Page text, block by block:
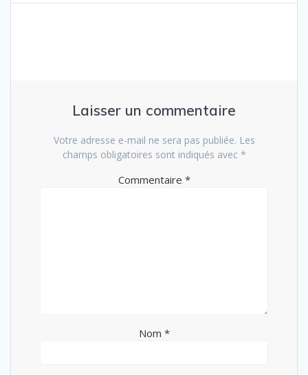
Laisser un commentaire
Votre adresse e-mail ne sera pas publiée. Les
champs obligatoires sont indiqués avec *
Commentaire *
Nom *